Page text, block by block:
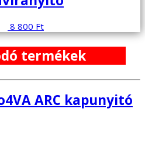
8 800 Ft
termékek
ARC kapunyitó